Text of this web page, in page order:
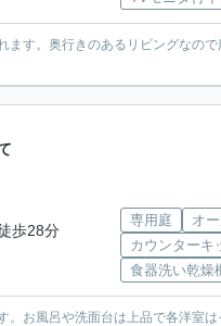
す。奥行きのあるリビングなの
歩28分
専用庭 オ
カウンターキ
食器洗い乾燥
お風呂や洗面台は上品で各洋室